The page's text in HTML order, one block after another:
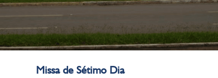
Missa de Sétimo Dia